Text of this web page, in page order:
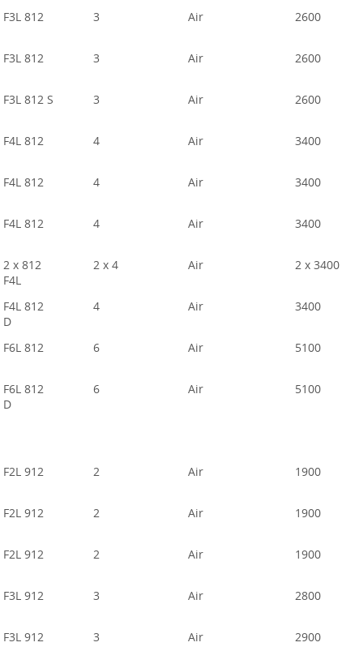
F3L 812 3 Air 2600
F3L 812 3 Air 2600
F3L 812 S 3 Air 2600
F4L 812 4 Air 3400
F4L 812 4 Air 3400
F4L 812 4 Air 3400
2 x 812
F4L
2 x 4 Air 2 x 3400
F4L 812
D
4 Air 3400
F6L 812 6 Air 5100
F6L 812
D
6 Air 5100
F2L 912 2 Air 1900
F2L 912 2 Air 1900
F2L 912 2 Air 1900
F3L 912 3 Air 2800
F3L 912 3 Air 2900